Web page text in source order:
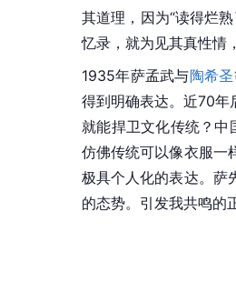
其道理，因为“读得烂
忆录，就为见其真性情
1935年萨孟武与陶希圣
得到明确表达。近70年
就能捍卫文化传统？
仿佛传统可以像衣服一
极具个人化的表达。萨
的态势。引发我共鸣的